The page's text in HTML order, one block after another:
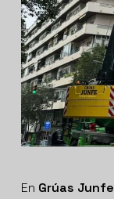
En Grúas Junfe